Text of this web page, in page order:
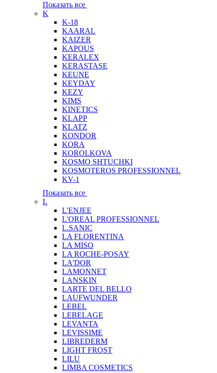
Показать все
K
K-18
KAARAL
KAIZER
KAPOUS
KERALEX
KERASTASE
KEUNE
KEYDAY
KEZY
KIMS
KINETICS
KLAPP
KLATZ
KONDOR
KORA
KOROLKOVA
KOSMO SHTUCHKI
KOSMOTEROS PROFESSIONNEL
KV-1
Показать все
L
L'ENJEE
L'OREAL PROFESSIONNEL
L.SANIC
LA FLORENTINA
LA MISO
LA ROCHE-POSAY
LA'DOR
LAMONNET
LANSKIN
LARTE DEL BELLO
LAUFWUNDER
LEBEL
LEBELAGE
LEVANTA
LEVISSIME
LIBREDERM
LIGHT FROST
LILU
LIMBA COSMETICS